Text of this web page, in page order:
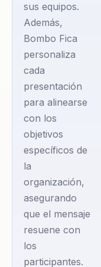
sus equipos.
Además,
Bombo Fica
personaliza
cada
presentación
para alinearse
con los
objetivos
específicos de
la
organización,
asegurando
que el mensaje
resuene con
los
participantes.